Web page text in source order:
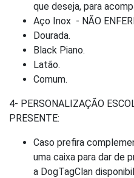
que deseja, para
Aço Inox - NÃO
Dourada.
Black Piano.
Latão.
Comum.
4- PERSONALIZAÇÃO
PRESENTE:
Caso prefira
uma caixa para dar de
a DogTagClan